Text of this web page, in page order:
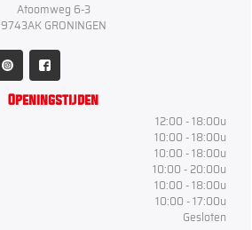
Atoomweg 6-3
9743AK GRONINGEN
Openingstijden
12:00 - 18:00u
10:00 - 18:00u
10:00 - 18:00u
10:00 - 20:00u
10:00 - 18:00u
10:00 - 17:00u
Gesloten